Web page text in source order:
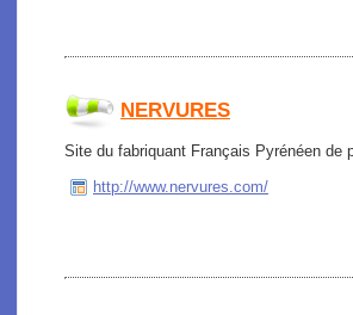
NERVURES
Site du fabriquant Français Pyrénéen de
http://www.nervures.com/